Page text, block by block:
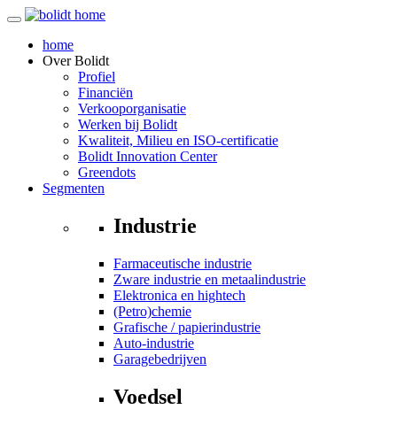
home
OverBolidt
Profiel
Financiën
Verkooporganisatie
Werken bij Bolidt
Kwaliteit, Milieu en ISO-certificatie
Bolidt Innovation Center
Greendots
Segmenten
Industrie
Farmaceutische industrie
Zware industrie en metaalindustrie
Elektronica en hightech
(Petro)chemie
Grafische / papierindustrie
Auto-industrie
Garagebedrijven
Voedsel